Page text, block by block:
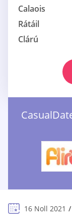
Calaois
Rátáil
Clárú
16 Noll 2021